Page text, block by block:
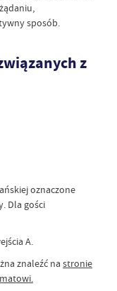
sposób.
z
oznaczone
Dla gości
A.
znaleźć na stronie